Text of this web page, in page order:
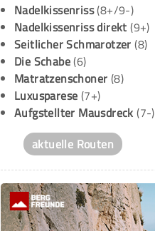
Nadelkissenriss(8+/9-)
Nadelkissenriss direkt (9+)
Seitlicher Schmarotzer (8)
Die Schabe(6)
Matratzenschoner (8)
Luxusparese (7+)
Aufgstellter Mausdreck (7-)
aktuelle Routen